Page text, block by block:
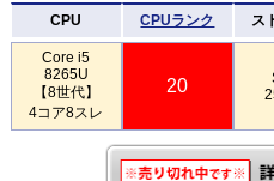
CPU CPUランク ス
Core i5
8265U
【8世代】
4コア8スレ
20